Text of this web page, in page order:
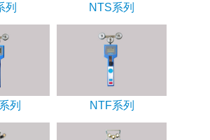
列 NTS系列
列 NTF系列